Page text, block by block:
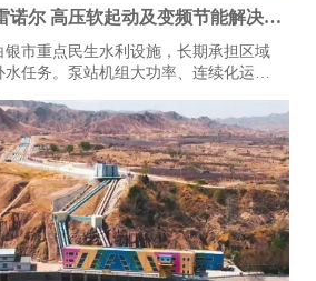
诺尔 高压软起动及变频节能解决方
市重点民生水利设施，长期承担区域
任务。泵站机组大功率、连续化运行
应用上海雷诺尔高压产品，目前现场部
高压变频器20余台，设备分阶段投
至今批量接入高压产品，全系列设备经
态稳定可靠。